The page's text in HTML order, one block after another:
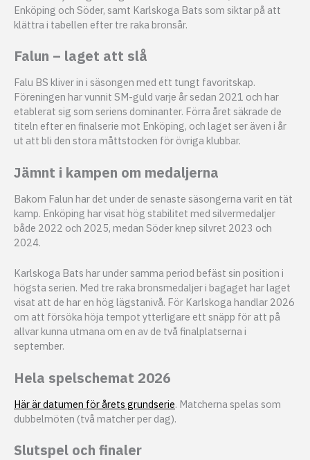
Enköping och Söder, samt Karlskoga Bats som siktar på att
klättra i tabellen efter tre raka bronsår.
Falun – laget att slå
Falu BS kliver in i säsongen med ett tungt favoritskap.
Föreningen har vunnit SM-guld varje år sedan 2021 och har
etablerat sig som seriens dominanter. Förra året säkrade de
titeln efter en finalserie mot Enköping, och laget ser även i år
ut att bli den stora måttstocken för övriga klubbar.
Jämnt i kampen om medaljerna
Bakom Falun har det under de senaste säsongerna varit en tät
kamp. Enköping har visat hög stabilitet med silvermedaljer
både 2022 och 2025, medan Söder knep silvret 2023 och
2024.
Karlskoga Bats har under samma period befäst sin position i
högsta serien. Med tre raka bronsmedaljer i bagaget har laget
visat att de har en hög lägstanivå. För Karlskoga handlar 2026
om att försöka höja tempot ytterligare ett snäpp för att på
allvar kunna utmana om en av de två finalplatserna i
september.
Hela spelschemat 2026
Här är datumen för årets grundserie. Matcherna spelas som
dubbelmöten (två matcher per dag).
Slutspel och finaler